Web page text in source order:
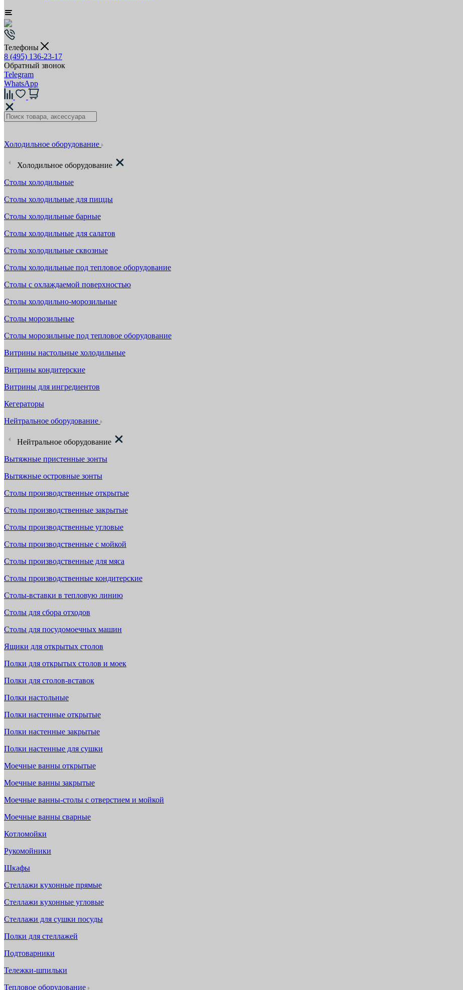
Телефоны
8 (495) 136-23-17
Обратный звонок
Telegram
WhatsApp
Холодильное оборудование
Холодильное оборудование
Столы холодильные
Столы холодильные для пиццы
Столы холодильные барные
Столы холодильные для салатов
Столы холодильные сквозные
Столы холодильные под тепловое оборудование
Столы с охлаждаемой поверхностью
Столы холодильно-морозильные
Столы морозильные
Столы морозильные под тепловое оборудование
Витрины настольные холодильные
Витрины кондитерские
Витрины для ингредиентов
Кегераторы
Нейтральное оборудование
Нейтральное оборудование
Вытяжные пристенные зонты
Вытяжные островные зонты
Столы производственные открытые
Столы производственные закрытые
Столы производственные угловые
Столы производственные с мойкой
Столы производственные для мяса
Столы производственные кондитерские
Столы-вставки в тепловую линию
Столы для сбора отходов
Столы для посудомоечных машин
Ящики для открытых столов
Полки для открытых столов и моек
Полки для столов-вставок
Полки настольные
Полки настенные открытые
Полки настенные закрытые
Полки настенные для сушки
Моечные ванны открытые
Моечные ванны закрытые
Моечные ванны-столы с отверстием и мойкой
Моечные ванны сварные
Котломойки
Рукомойники
Шкафы
Стеллажи кухонные прямые
Стеллажи кухонные угловые
Стеллажи для сушки посуды
Полки для стеллажей
Подтоварники
Тележки-шпильки
Тепловое оборудование